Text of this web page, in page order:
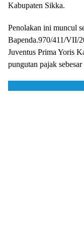
Kabupaten Sikka.
Penolakan ini muncul
Bapenda.970/411/VII/
Juventus Prima Yoris
pungutan pajak